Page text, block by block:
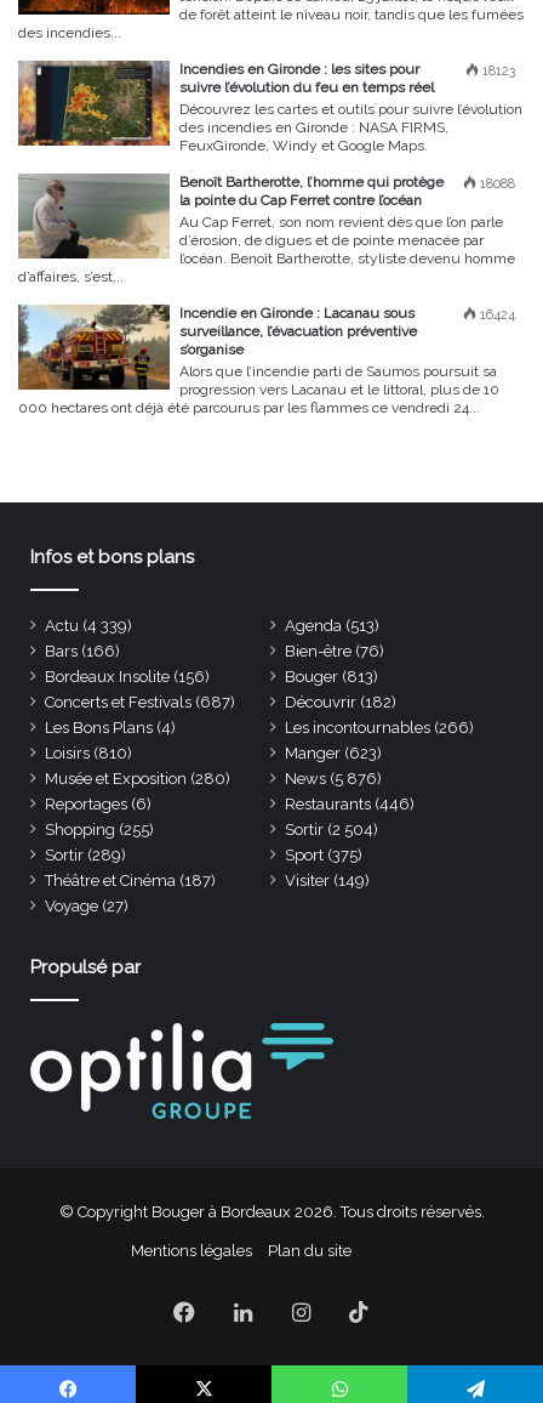
de forêt atteint le niveau noir, tandis que les fumées
des incendies...
18123
Incendies en Gironde : les sites pour
suivre l’évolution du feu en temps réel
Découvrez les cartes et outils pour suivre l’évolution
des incendies en Gironde : NASA FIRMS,
FeuxGironde, Windy et Google Maps.
18088
Benoît Bartherotte, l’homme qui protège
la pointe du Cap Ferret contre l’océan
Au Cap Ferret, son nom revient dès que l’on parle
d’érosion, de digues et de pointe menacée par
l’océan. Benoît Bartherotte, styliste devenu homme
d’affaires, s’est...
16424
Incendie en Gironde : Lacanau sous
surveillance, l’évacuation préventive
s’organise
Alors que l’incendie parti de Saumos poursuit sa
progression vers Lacanau et le littoral, plus de 10
000 hectares ont déjà été parcourus par les flammes ce vendredi 24...
Infos et bons plans
Actu (4 339) Agenda (513)
Bars (166) Bien-être (76)
Bordeaux Insolite (156) Bouger (813)
Concerts et Festivals (687) Découvrir (182)
Les Bons Plans (4) Les incontournables (266)
Loisirs (810) Manger (623)
Musée et Exposition (280) News (5 876)
Reportages (6) Restaurants (446)
Shopping (255) Sortir (2 504)
Sortir (289) Sport (375)
Théâtre et Cinéma (187) Visiter (149)
Voyage (27)
Propulsé par
© Copyright Bouger à Bordeaux 2026. Tous droits réservés.
Mentions légales Plan du site
Facebook
LinkedinInstagram